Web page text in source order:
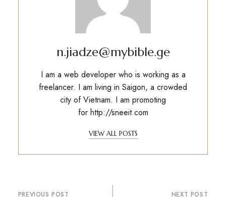
n.jiadze@mybible.ge
I am a web developer who is working as a
freelancer. I am living in Saigon, a crowded
city of Vietnam. I am promoting
for http://sneeit.com
VIEW ALL POSTS
პოსტის
PREVIOUS POST NEXT POST